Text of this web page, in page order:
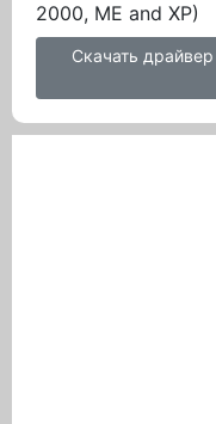
2000, ME and XP)
Скачать